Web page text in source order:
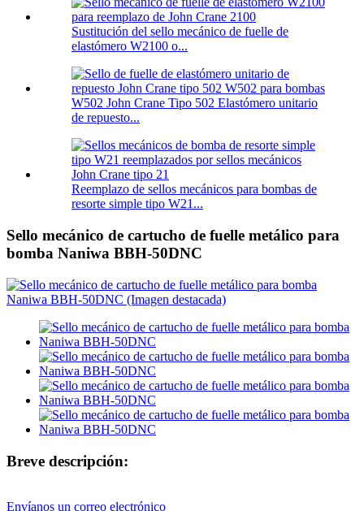
Sustitución del sello mecánico de fuelle de
elastómero W2100 o...
W502 John Crane Tipo 502 Elastómero unitario
de repuesto...
Reemplazo de sellos mecánicos para bombas de
resorte simple tipo W21...
Sello mecánico de cartucho de fuelle metálico para
bomba Naniwa BBH-50DNC
Breve descripción:
Envíanos un correo electrónico